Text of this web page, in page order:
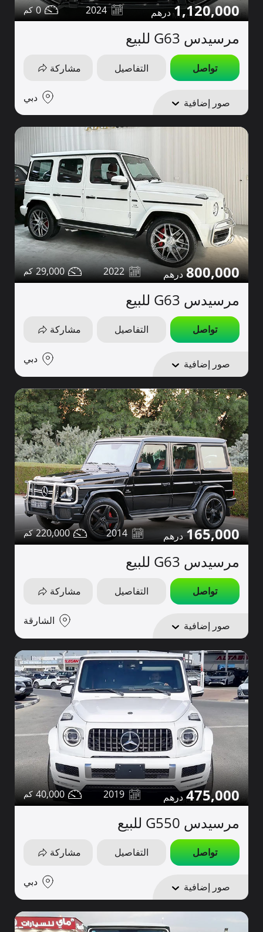
1,120,000
2024
0
مرسيدس G63 للبيع
تواصل التفاصيل مشاركة
صور إضافية دبي
800,000
2022
29,000
مرسيدس G63 للبيع
تواصل التفاصيل مشاركة
صور إضافية دبي
165,000
2014
220,000
مرسيدس G63 للبيع
تواصل التفاصيل مشاركة
صور إضافية الشارقة
475,000
2019
40,000
مرسيدس G550 للبيع
تواصل التفاصيل مشاركة
صور إضافية دبي